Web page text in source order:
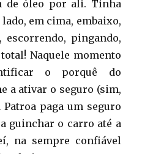
de óleo por ali. Tinha
em cima, embaixo,
pingando,
Naquele momento
o porquê do
a ativar o seguro (sim,
paga um seguro
guinchar o carro até a
na sempre confiável